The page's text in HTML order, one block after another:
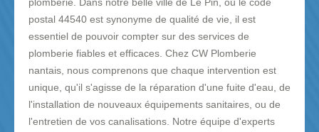
plomberie. Dans notre belle ville de Le Pin, où le code
postal 44540 est synonyme de qualité de vie, il est
essentiel de pouvoir compter sur des services de
plomberie fiables et efficaces. Chez CW Plomberie
nantais, nous comprenons que chaque intervention est
unique, qu'il s'agisse de la réparation d'une fuite d'eau, de
l'installation de nouveaux équipements sanitaires, ou de
l'entretien de vos canalisations. Notre équipe d'experts